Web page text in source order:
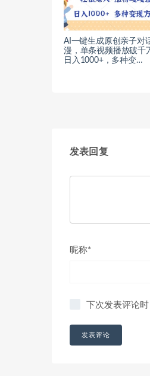
AI一键生成原创亲子对
漫，单条视频播放破千
日入1000+，多种变…
发表回复
昵称*
下次发表评论